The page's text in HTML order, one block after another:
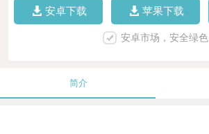
安卓下载 苹果下载
安卓市场，安全绿色
简介